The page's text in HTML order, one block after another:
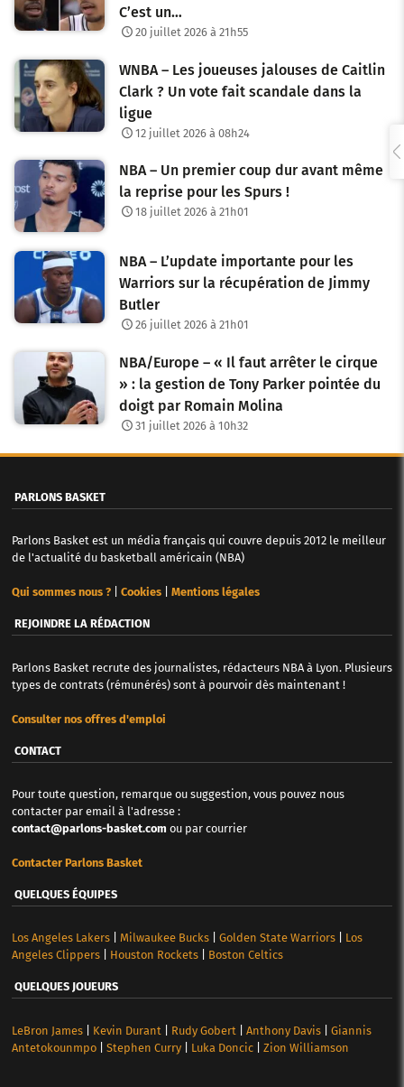
a
i
o
d
e
s
r
c
s
C’est un…
20 juillet 2026 à 21h55
WNBA – Les joueuses jalouses de Caitlin
Clark ? Un vote fait scandale dans la
ligue
12 juillet 2026 à 08h24
NBA – Un premier coup dur avant même
la reprise pour les Spurs !
18 juillet 2026 à 21h01
NBA – L’update importante pour les
Warriors sur la récupération de Jimmy
Butler
26 juillet 2026 à 21h01
NBA/Europe – « Il faut arrêter le cirque
» : la gestion de Tony Parker pointée du
doigt par Romain Molina
31 juillet 2026 à 10h32
PARLONS BASKET
Parlons Basket est un média français qui couvre depuis 2012 le meilleur
de l'actualité du basketball américain (NBA)
Qui sommes nous ?| Cookies| Mentions légales
REJOINDRE LA RÉDACTION
Parlons Basket recrute des journalistes, rédacteurs NBA à Lyon. Plusieurs
types de contrats (rémunérés) sont à pourvoir dès maintenant !
Consulter nos offres d'emploi
CONTACT
Pour toute question, remarque ou suggestion, vous pouvez nous
contacter par email à l'adresse :
contact@parlons-basket.com ou par courrier
Contacter Parlons Basket
QUELQUES ÉQUIPES
Los Angeles Lakers| Milwaukee Bucks| Golden State Warriors| Los
Angeles Clippers| Houston Rockets| Boston Celtics
QUELQUES JOUEURS
LeBron James| Kevin Durant Rudy Gobert Anthony Davis| Giannis
Antetokounmpo| Stephen Curry| Luka Doncic| Zion Williamson